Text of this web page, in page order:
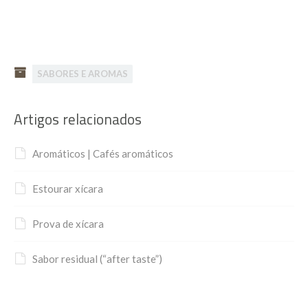
SABORES E AROMAS
Artigos relacionados
Aromáticos | Cafés aromáticos
Estourar xícara
Prova de xícara
Sabor residual (“after taste”)